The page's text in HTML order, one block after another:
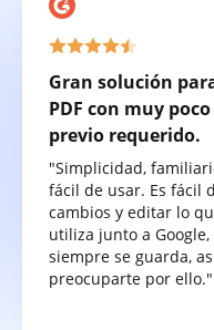
Gran solución
PDF con muy
previo requerido.
"Simplicidad,
fácil de usar. Es fácil
cambios y editar lo
utiliza junto a
siempre se guarda,
preocuparte por ello."